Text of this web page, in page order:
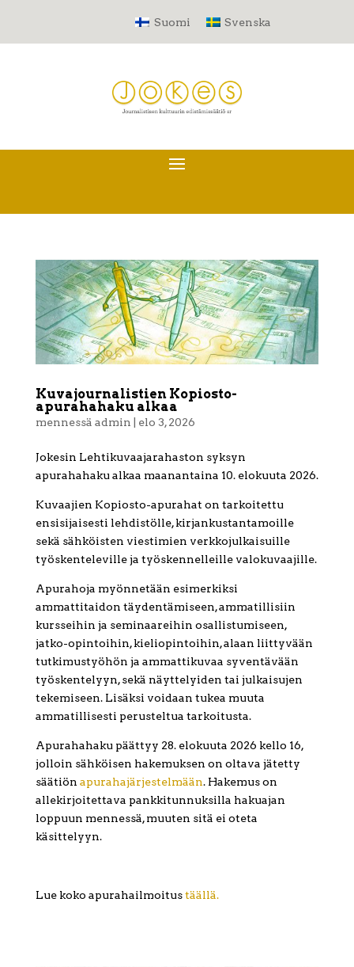
Suomi Svenska
Kuvajournalistien Kopiosto-
apurahahaku alkaa
mennessä admin elo 3, 2026
Jokesin Lehtikuvaajarahaston syksyn
apurahahaku alkaa maanantaina 10. elokuuta 2026.
Kuvaajien Kopiosto-apurahat on tarkoitettu
ensisijaisesti lehdistölle, kirjankustantamoille
sekä sähköisten viestimien verkkojulkaisuille
työskenteleville ja työskennelleille valokuvaajille.
Apurahoja myönnetään esimerkiksi
ammattitaidon täydentämiseen, ammatillisiin
kursseihin ja seminaareihin osallistumiseen,
jatko-opintoihin, kieliopintoihin, alaan liittyvään
tutkimustyöhön ja ammattikuvaa syventävään
työskentelyyn, sekä näyttelyiden tai julkaisujen
tekemiseen. Lisäksi voidaan tukea muuta
ammatillisesti perusteltua tarkoitusta.
Apurahahaku päättyy 28. elokuuta 2026 kello 16,
jolloin sähköisen hakemuksen on oltava jätetty
säätiön apurahajärjestelmään. Hakemus on
allekirjoitettava pankkitunnuksilla hakuajan
loppuun mennessä, muuten sitä ei oteta
käsittelyyn.
Lue koko apurahailmoitustäällä.